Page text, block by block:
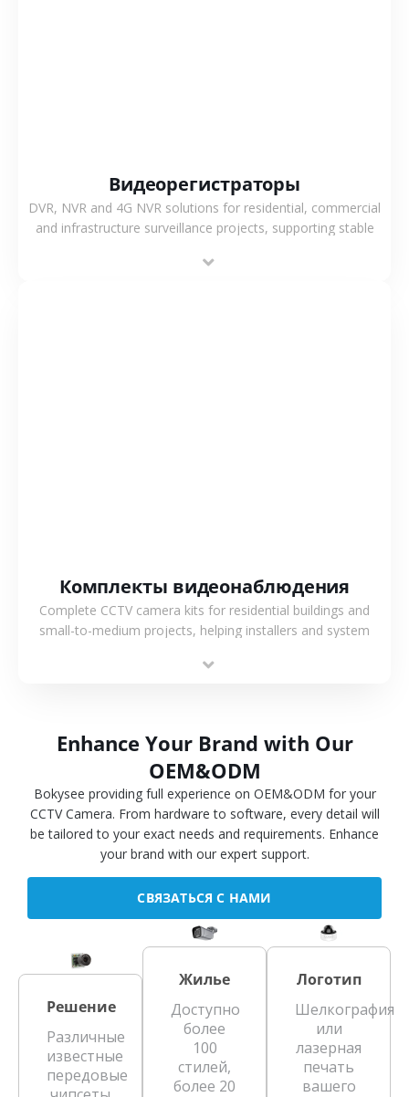
Видеорегистраторы
DVR, NVR and 4G NVR solutions for residential, commercial
and infrastructure surveillance projects, supporting stable
Комплекты видеонаблюдения
Complete CCTV camera kits for residential buildings and
small-to-medium projects, helping installers and system
Enhance Your Brand with Our
OEM&ODM
Bokysee providing full experience on OEM&ODM for your
CCTV Camera. From hardware to software, every detail will
be tailored to your exact needs and requirements. Enhance
your brand with our expert support.
СВЯЗАТЬСЯ С НАМИ
Решение
Различные
известные
передовые
Жилье
Доступно
более
100
стилей,
более 20
Логотип
Шелкография
или
лазерная
печать
вашего